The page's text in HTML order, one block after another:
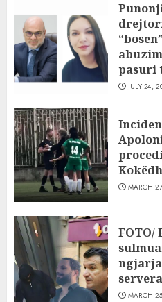
pasuri
JULY 24,
MARCH
FOTO/
ngjarja
MARCH